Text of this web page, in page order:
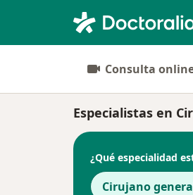
Consulta
Especialistas en
¿Qué especialidad
Cirujano